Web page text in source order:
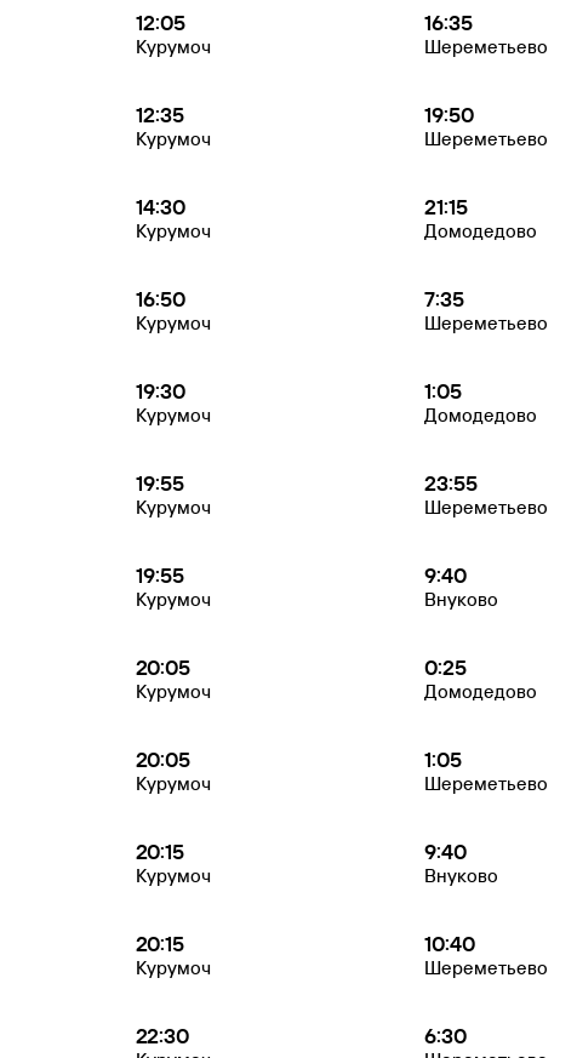
12:05
Курумоч
16:35
Шереметьево
12:35
Курумоч
19:50
Шереметьево
14:30
Курумоч
21:15
Домодедово
16:50
Курумоч
7:35
Шереметьево
19:30
Курумоч
1:05
Домодедово
19:55
Курумоч
23:55
Шереметьево
19:55
Курумоч
9:40
Внуково
20:05
Курумоч
0:25
Домодедово
20:05
Курумоч
1:05
Шереметьево
20:15
Курумоч
9:40
Внуково
20:15
Курумоч
10:40
Шереметьево
22:30 6:30